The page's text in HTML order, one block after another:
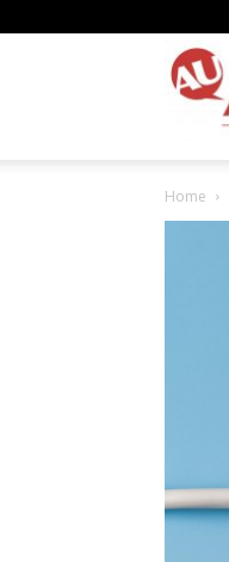
Home